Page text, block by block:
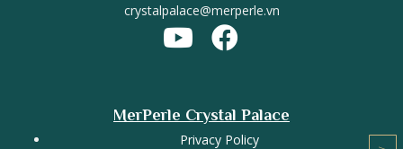
crystalpalace@merperle.vn
MerPerle Crystal Palace
Privacy Policy